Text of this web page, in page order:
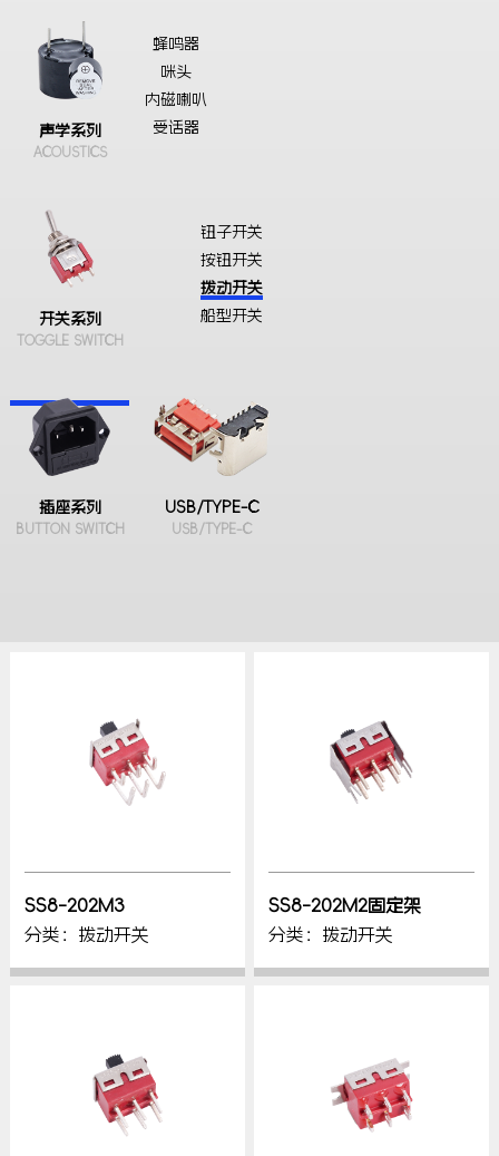
声学系列
ACOUSTICS
蜂鸣器
咪头
内磁喇叭
受话器
开关系列
TOGGLE SWITCH
钮子开关
按钮开关
拨动开关
船型开关
插座系列
BUTTON SWITCH
USB/TYPE-C
USB/TYPE-C
SS8-202M3
分类：拨动开关
SS8-202M2固定架
分类：拨动开关